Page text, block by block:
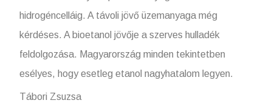
hidrogéncelláig. A távoli jövő üzemanyaga még
kérdéses. A bioetanol jövője a szerves hulladék
feldolgozása. Magyarország minden tekintetben
esélyes, hogy esetleg etanol nagyhatalom legyen.
Tábori Zsuzsa